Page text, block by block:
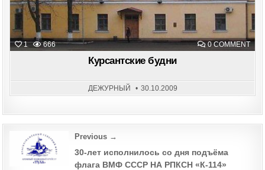
1 666 0 COMMENTON
Курсантские будни
ДЕЖУРНЫЙ 30.10.2009
Post
navigation
Previous →
30-лет исполнилось со дня подъёма
флага ВМФ СССР НА РПКСН «К-114»